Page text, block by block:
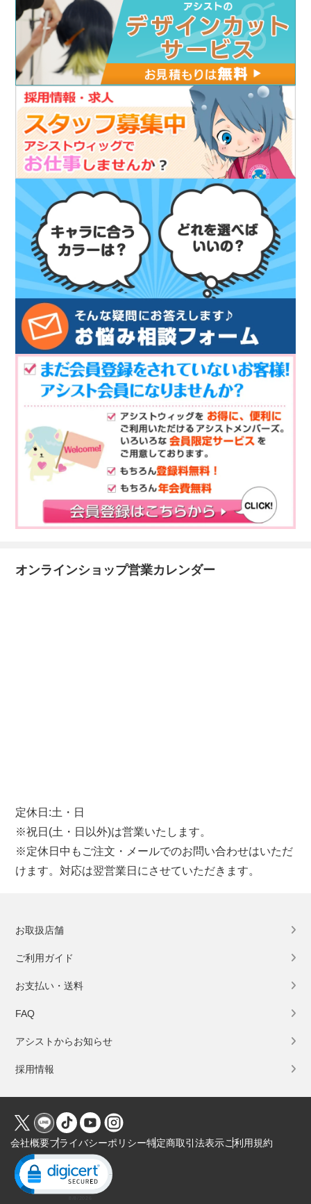
オンラインショップ営業カレンダー
定休日:土・日
※祝日(土・日以外)は営業いたします。
※定休日中もご注文・メールでのお問い合わせはいただ
けます。対応は翌営業日にさせていただきます。
お取扱店舗
ご利用ガイド
お支払い・送料
FAQ
アシストからお知らせ
採用情報
会社概要プライバシーポリシー特定商取引法表示ご利用規約
Click to open certificate verification popup